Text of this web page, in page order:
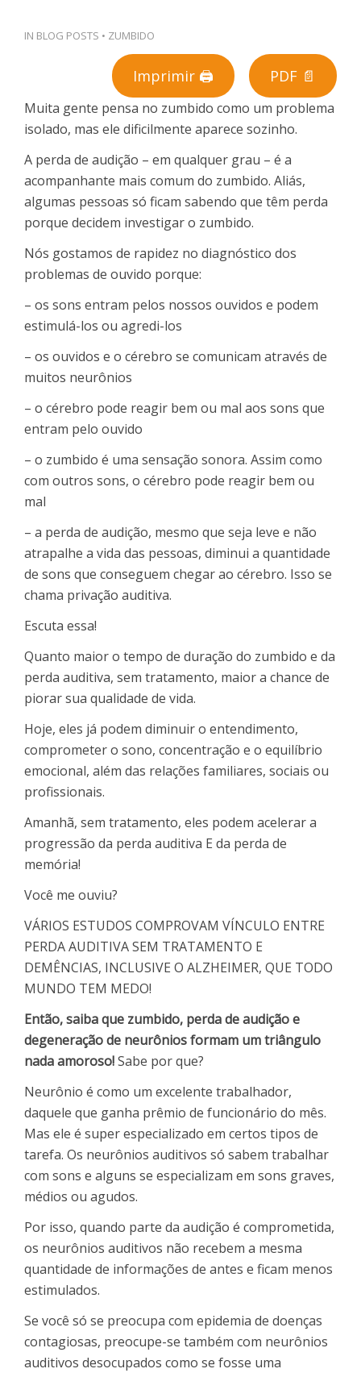
IN BLOG POSTS • ZUMBIDO
Imprimir 🖨 PDF 📄
Muita gente pensa no zumbido como um problema
isolado, mas ele dificilmente aparece sozinho.
A perda de audição – em qualquer grau – é a
acompanhante mais comum do zumbido. Aliás,
algumas pessoas só ficam sabendo que têm perda
porque decidem investigar o zumbido.
Nós gostamos de rapidez no diagnóstico dos
problemas de ouvido porque:
– os sons entram pelos nossos ouvidos e podem
estimulá-los ou agredi-los
– os ouvidos e o cérebro se comunicam através de
muitos neurônios
– o cérebro pode reagir bem ou mal aos sons que
entram pelo ouvido
– o zumbido é uma sensação sonora. Assim como
com outros sons, o cérebro pode reagir bem ou
mal
– a perda de audição, mesmo que seja leve e não
atrapalhe a vida das pessoas, diminui a quantidade
de sons que conseguem chegar ao cérebro. Isso se
chama privação auditiva.
Escuta essa!
Quanto maior o tempo de duração do zumbido e da
perda auditiva, sem tratamento, maior a chance de
piorar sua qualidade de vida.
Hoje, eles já podem diminuir o entendimento,
comprometer o sono, concentração e o equilíbrio
emocional, além das relações familiares, sociais ou
profissionais.
Amanhã, sem tratamento, eles podem acelerar a
progressão da perda auditiva E da perda de
memória!
Você me ouviu?
VÁRIOS ESTUDOS COMPROVAM VÍNCULO ENTRE
PERDA AUDITIVA SEM TRATAMENTO E
DEMÊNCIAS, INCLUSIVE O ALZHEIMER, QUE TODO
MUNDO TEM MEDO!
Então, saiba que zumbido, perda de audição e
degeneração de neurônios formam um triângulo
nada amoroso!Sabe por que?
Neurônio é como um excelente trabalhador,
daquele que ganha prêmio de funcionário do mês.
Mas ele é super especializado em certos tipos de
tarefa. Os neurônios auditivos só sabem trabalhar
com sons e alguns se especializam em sons graves,
médios ou agudos.
Por isso, quando parte da audição é comprometida,
os neurônios auditivos não recebem a mesma
quantidade de informações de antes e ficam menos
estimulados.
Se você só se preocupa com epidemia de doenças
contagiosas, preocupe-se também com neurônios
auditivos desocupados como se fosse uma